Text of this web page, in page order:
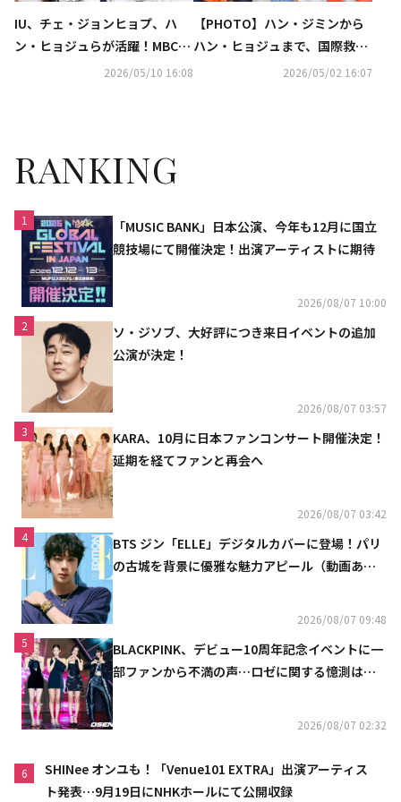
IU、チェ・ジョンヒョプ、ハ
ン・ヒョジュらが活躍！MBCド
ラマのラインナップに注目
2026/05/10 16:08
【PHOTO】ハン・ジミンから
ハン・ヒョジュまで、国際救護
団体の募金イベントに参加
2026/05/02 16:07
RANKING
1
「MUSIC BANK」日本公演、今年も12月に国立
競技場にて開催決定！出演アーティストに期待
2026/08/07 10:00
2
ソ・ジソブ、大好評につき来日イベントの追加
公演が決定！
2026/08/07 03:57
3
KARA、10月に日本ファンコンサート開催決定！
延期を経てファンと再会へ
2026/08/07 03:42
4
BTS ジン「ELLE」デジタルカバーに登場！パリ
の古城を背景に優雅な魅力アピール（動画あ
2026/08/07 09:48
5
BLACKPINK、デビュー10周年記念イベントに一
部ファンから不満の声…ロゼに関する憶測は否
2026/08/07 02:32
6
SHINee オンユも！「Venue101 EXTRA」出演アーティス
ト発表…9月19日にNHKホールにて公開収録